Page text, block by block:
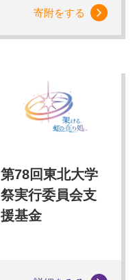
寄附をする
第78回東北大学
祭実行委員会支
援基金